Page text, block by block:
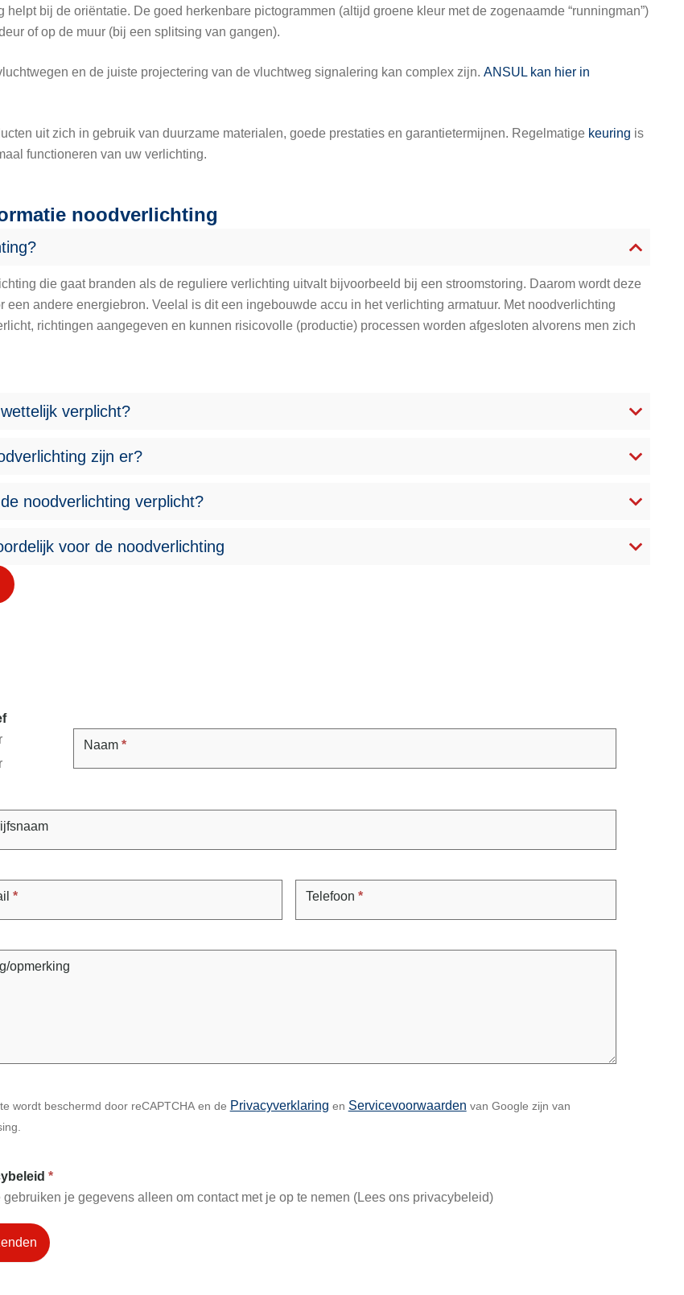
helpt bij de oriëntatie. De goed herkenbare pictogrammen (altijd groene kleur met de zogenaamde “runningman”)
of op de muur (bij een splitsing van gangen).
en de juiste projectering van de vluchtweg signalering kan complex zijn. ANSUL kan hier in
uit zich in gebruik van duurzame materialen, goede prestaties en garantietermijnen. Regelmatige keuring is
functioneren van uw verlichting.
noodverlichting
die gaat branden als de reguliere verlichting uitvalt bijvoorbeeld bij een stroomstoring. Daarom wordt deze
een andere energiebron. Veelal is dit een ingebouwde accu in het verlichting armatuur. Met noodverlichting
richtingen aangegeven en kunnen risicovolle (productie) processen worden afgesloten alvorens men zich
verplicht?
zijn er?
noodverlichting verplicht?
voor de noodverlichting
Naam *
* Telefoon*
opmerking
wordt beschermd door reCAPTCHA en de Privacyverklaring en Servicevoorwaarden van Google zijn van
*
gebruiken je gegevens alleen om contact met je op te nemen (Lees ons privacybeleid)